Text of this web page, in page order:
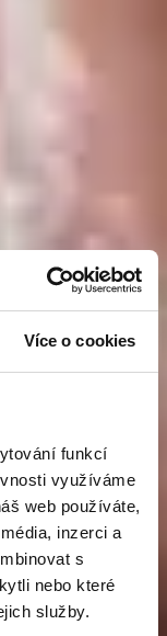
Více o cookies
funkcí
využíváme
web používáte,
inzerci a
s
nebo které
služby.